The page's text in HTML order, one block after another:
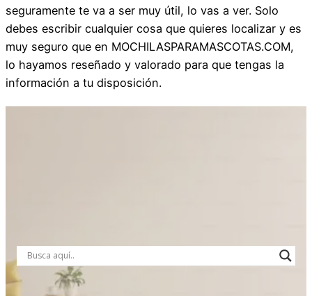
seguramente te va a ser muy útil, lo vas a ver. Solo
debes escribir cualquier cosa que quieres localizar y es
muy seguro que en MOCHILASPARAMASCOTAS.COM,
lo hayamos reseñado y valorado para que tengas la
información a tu disposición.